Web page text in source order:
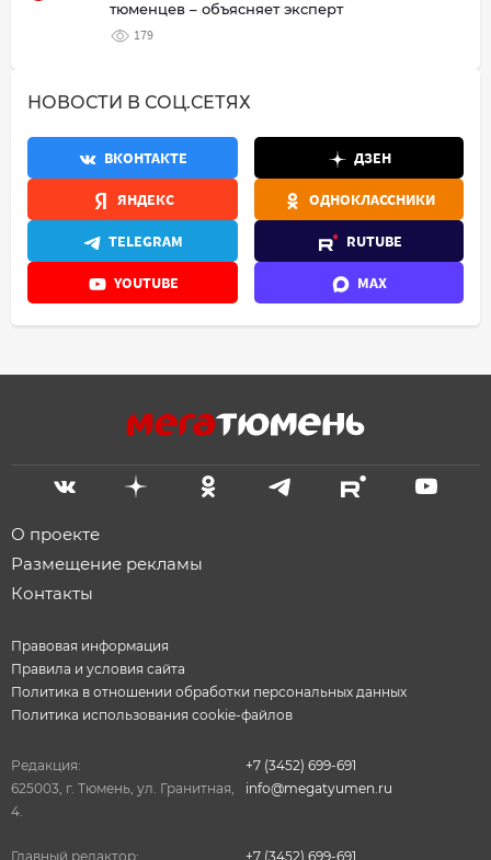
тюменцев – объясняет эксперт
179
НОВОСТИ В СОЦ.СЕТЯХ
ВКОНТАКТЕ ДЗЕН
ЯНДЕКС ОДНОКЛАССНИКИ
TELEGRAM RUTUBE
YOUTUBE MAX
О проекте
Размещение рекламы
Контакты
Правовая информация
Правила и условия сайта
Политика в отношении обработки персональных данных
Политика использования cookie-файлов
Редакция:
625003, г. Тюмень, ул. Гранитная,
4.
+7 (3452) 699-691
info@megatyumen.ru
Главный редактор:
+7 (3452) 699-691